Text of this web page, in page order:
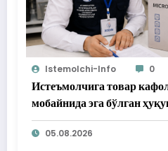
Istemolchi-Info 0
Истеъмолчига товар
мобайнида эга бўлган
берилди
05.08.2026